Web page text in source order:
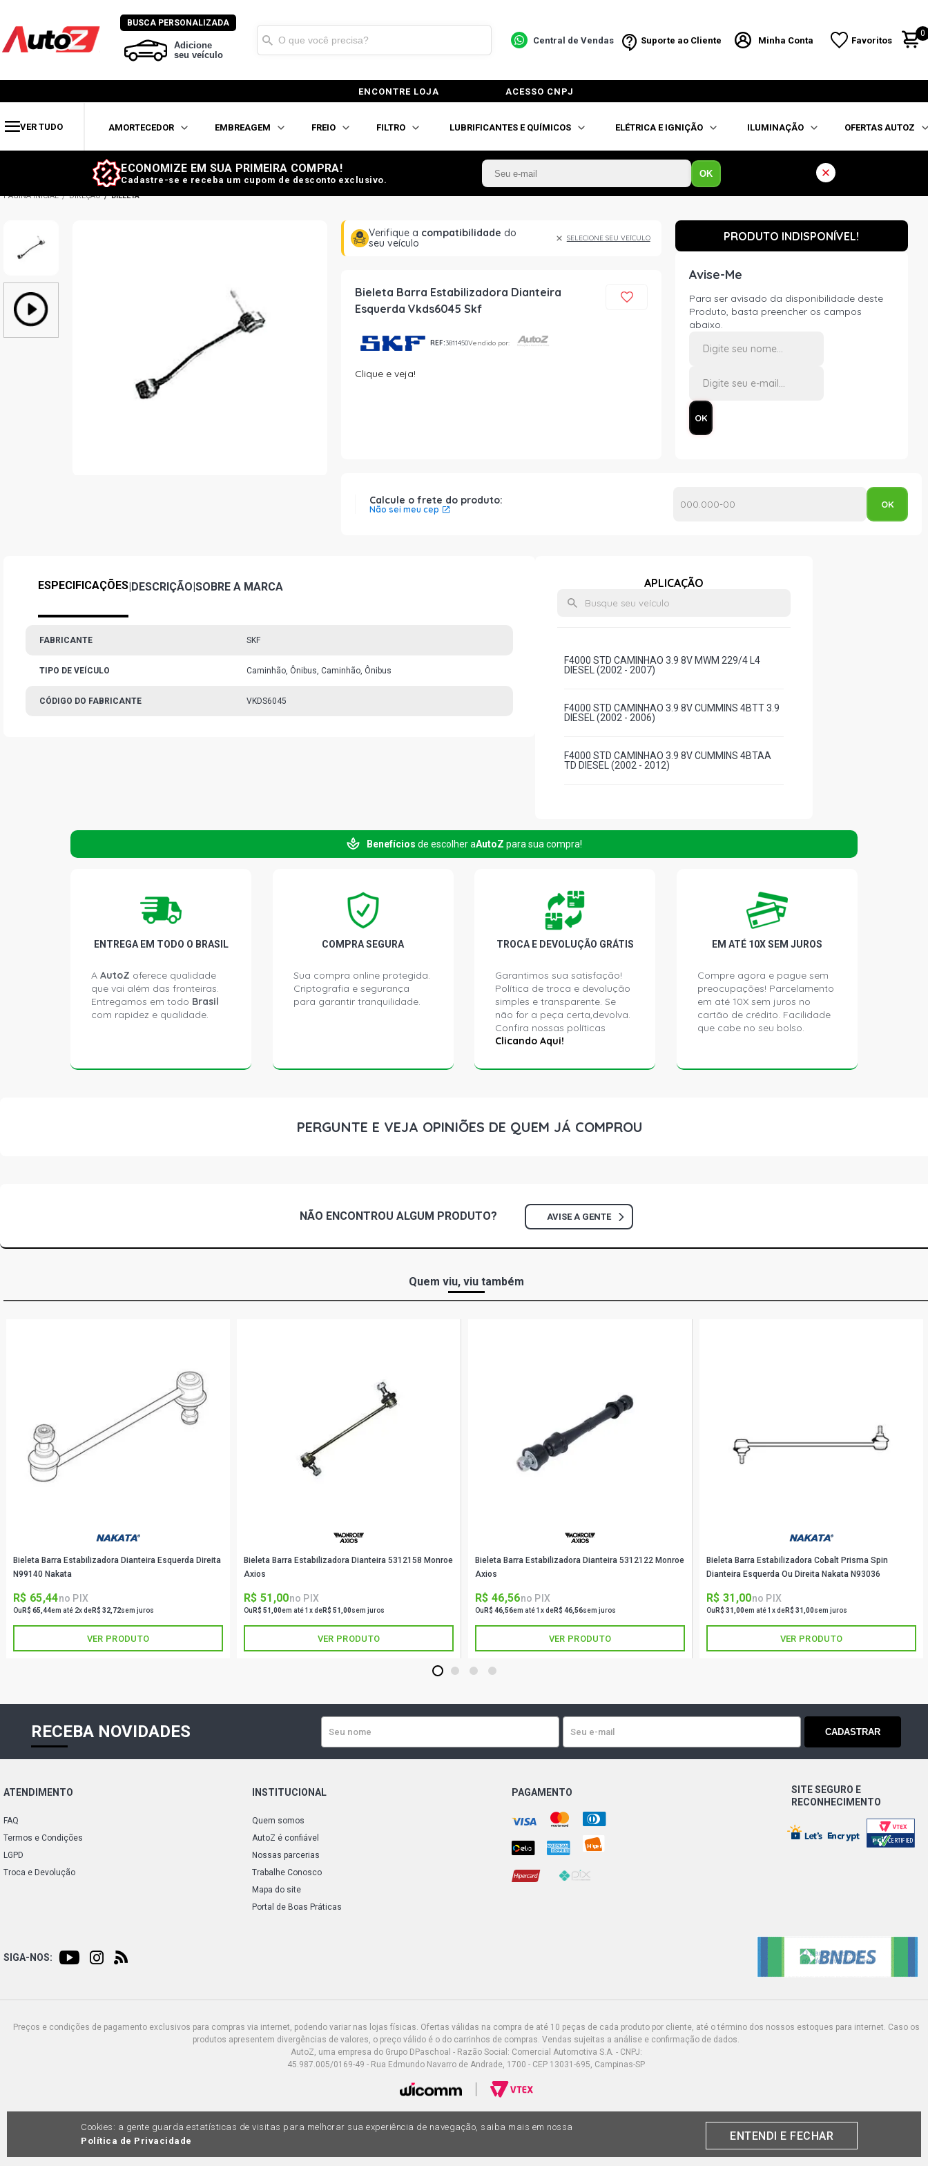
BUSCA PERSONALIZADA
Adicione
seu veículo
Central de Vendas Suporte ao Cliente Minha Conta Favoritos
0
ENCONTRE LOJA ACESSO CNPJ
VER TUDO AMORTECEDOR EMBREAGEM FREIO FILTRO LUBRIFICANTES E QUÍMICOS ELÉTRICA E IGNIÇÃO ILUMINAÇÃO OFERTAS AUTOZ
ECONOMIZE EM SUA PRIMEIRA COMPRA!
Cadastre-se e receba um cupom de desconto exclusivo.
OK
DIREÇÃO BIELETA
Verifique a compatibilidade do
seu veículo
SELECIONE SEU VEÍCULO
Bieleta Barra Estabilizadora Dianteira
Esquerda Vkds6045 Skf
REF:3811450Vendido por:
Clique e veja!
PRODUTO INDISPONÍVEL!
Avise-Me
Para ser avisado da disponibilidade deste
Produto, basta preencher os campos
abaixo.
Calcule o frete do produto:
Não sei meu cep
ESPECIFICAÇÕES|DESCRIÇÃO|SOBRE A MARCA
FABRICANTE SKF
TIPO DE VEÍCULO Caminhão, Ônibus, Caminhão, Ônibus
CÓDIGO DO FABRICANTE VKDS6045
APLICAÇÃO
F4000 STD CAMINHAO 3.9 8V MWM 229/4 L4
DIESEL (2002 - 2007)
F4000 STD CAMINHAO 3.9 8V CUMMINS 4BTT 3.9
DIESEL (2002 - 2006)
F4000 STD CAMINHAO 3.9 8V CUMMINS 4BTAA
TD DIESEL (2002 - 2012)
Benefícios de escolher aAutoZ para sua compra!
ENTREGA EM TODO O BRASIL
A AutoZ oferece qualidade
que vai além das fronteiras.
Entregamos em todo Brasil
com rapidez e qualidade.
COMPRA SEGURA
Sua compra online protegida.
Criptografia e segurança
para garantir tranquilidade.
TROCA E DEVOLUÇÃO GRÁTIS
Garantimos sua satisfação!
Política de troca e devolução
simples e transparente. Se
não for a peça certa,devolva.
Confira nossas políticas
Clicando Aqui!
EM ATÉ 10X SEM JUROS
Compre agora e pague sem
preocupações! Parcelamento
em até 10X sem juros no
cartão de crédito. Facilidade
que cabe no seu bolso.
PERGUNTE E VEJA OPINIÕES DE QUEM JÁ COMPROU
NÃO ENCONTROU ALGUM PRODUTO? AVISE A GENTE
Quem viu, viu também
Bieleta Barra Estabilizadora Dianteira Esquerda Direita
N99140 Nakata
R$ 65,44no PIX
Ou R$ 65,44em até 2x deR$ 32,72sem juros
VER PRODUTO
Bieleta Barra Estabilizadora Dianteira 5312158 Monroe
Axios
R$ 51,00no PIX
Ou R$ 51,00em até 1x deR$ 51,00sem juros
VER PRODUTO
Bieleta Barra Estabilizadora Dianteira 5312122 Monroe
Axios
R$ 46,56no PIX
Ou R$ 46,56em até 1x deR$ 46,56sem juros
VER PRODUTO
Bieleta Barra Estabilizadora Cobalt Prisma Spin
Dianteira Esquerda Ou Direita Nakata N93036
R$ 31,00no PIX
Ou R$ 31,00em até 1x deR$ 31,00sem juros
VER PRODUTO
1 2 3 4
RECEBA NOVIDADES CADASTRAR
ATENDIMENTO
FAQ
Termos e Condições
LGPD
Troca e Devolução
INSTITUCIONAL
Quem somos
AutoZ é confiável
Nossas parcerias
Trabalhe Conosco
Mapa do site
Portal de Boas Práticas
PAGAMENTO
SITE SEGURO E
RECONHECIMENTO
SIGA-NOS:
Preços e condições de pagamento exclusivos para compras via internet, podendo variar nas lojas físicas. Ofertas válidas na compra de até 10 peças de cada produto por cliente, até o término dos nossos estoques para internet. Caso os
produtos apresentem divergências de valores, o preço válido é o do carrinhos de compras. Vendas sujeitas a análise e confirmação de dados.
AutoZ, uma empresa do Grupo DPaschoal - Razão Social: Comercial Automotiva S.A. - CNPJ:
45.987.005/0169-49 - Rua Edmundo Navarro de Andrade, 1700 - CEP 13031-695, Campinas-SP
Cookies: a gente guarda estatísticas de visitas para melhorar sua experiência de navegação, saiba mais em nossa
Política de Privacidade
ENTENDI E FECHAR